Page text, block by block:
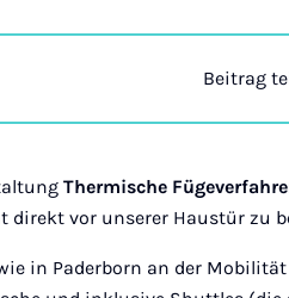
Beitrag
Thermische
direkt vor unserer Haustür zu
in Paderborn an der